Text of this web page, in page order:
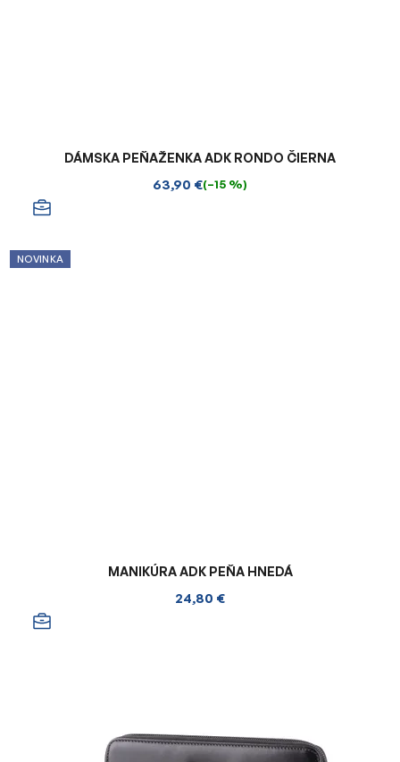
DÁMSKA PEŇAŽENKA ADK RONDO ČIERNA
63,90 €(–15 %)
NOVINKA
MANIKÚRA ADK PEŇA HNEDÁ
24,80 €